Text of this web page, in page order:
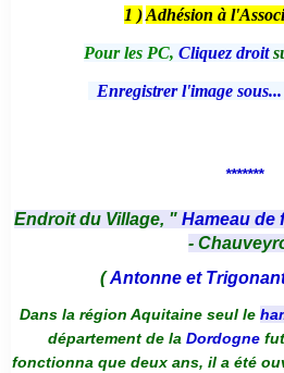
1 ) Adhésion à
Pour les PC, Cliquez droit
Enregistrer l'image sous...
*******
Endroit du Village, " Hameau de
-
(Antonne et
Dans la région Aquitaine seul le
département de la Dordogne
fonctionna que deux ans, il a été